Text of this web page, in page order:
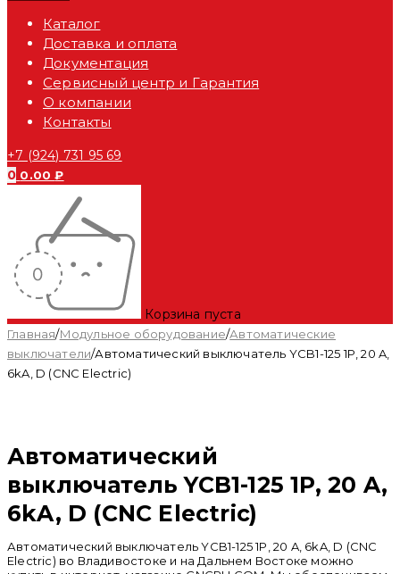
Каталог
Доставка и оплата
Документация
Сервисный центр и Гарантия
О компании
Контакты
+7 (924) 731 95 69
0 0.00₽
Корзина пуста
Главная/Модульное оборудование/Автоматические
выключатели/Автоматический выключатель YCB1-125 1P, 20 A,
6kA, D (CNC Electric)
Автоматический
выключатель YCB1-125 1P, 20 A,
6kA, D (CNC Electric)
Автоматический выключатель YCB1-125 1P, 20 A, 6kA, D (CNC
Electric) во Владивостоке и на Дальнем Востоке можно